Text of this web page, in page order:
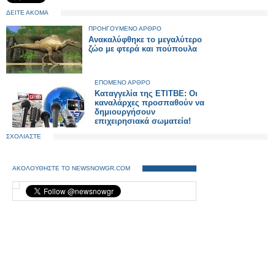
ΔΕΙΤΕ ΑΚΟΜΑ
ΠΡΟΗΓΟΥΜΕΝΟ ΑΡΘΡΟ
Ανακαλύφθηκε το μεγαλύτερο
ζώο με φτερά και πούπουλα
ΕΠΟΜΕΝΟ ΑΡΘΡΟ
Καταγγελία της ΕΤΙΤΒΕ: Οι
καναλάρχες προσπαθούν να
δημιουργήσουν
επιχειρησιακά σωματεία!
ΣΧΟΛΙΑΣΤΕ
ΑΚΟΛΟΥΘΗΣΤΕ ΤΟ NEWSNOWGR.COM